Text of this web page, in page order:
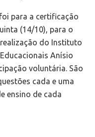
para a certificação
(14/10), para o
do Instituto
Anísio
voluntária. São
cada e uma
ensino de cada